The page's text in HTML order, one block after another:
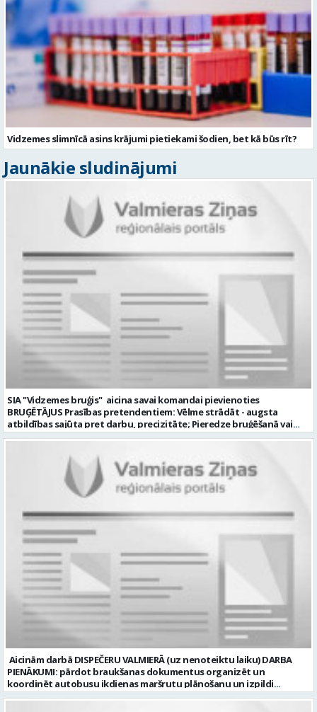
Vidzemes slimnīcā asins krājumi pietiekami šodien, bet kā būs rīt?
Jaunākie sludinājumi
SIA "Vidzemes bruģis" aicina savai komandai pievienoties
BRUĢĒTĀJUS Prasības pretendentiem: Vēlme strādāt - augsta
atbildības sajūta pret darbu, precizitāte; Pieredze bruģēšanā vai
ceļu būvniecībā. Darba pienākumi: Bruģakmens ieklāšana; Ceļu, ielas
Bruģakmens pamatnes sagatavošana. Mēs nodrošinām: Stabilu
atalgojumu; Stabilu darbu ilgtermiņā; Nodrošinām ar darba
apģērbu un darba instrumentiem; Labus darba apstākļus. Darba
laika veids un režīms: normālais darba laiks; darba dienās 8.00-17.00;
sestdienas, svētdienas un svētku dienas brīvas. Darba objekti
Valmierā un tās apkārtnē (Vidzemē). CV ar amata norādi lūdzam
sūtīt uz e-pastu: vbrugis@inbox.lv Tālrunis informācijai: 26121050.
Profesija: BRUĢĒTĀJS Darba vietas adrese: LATVIJA, Alejas iela 10,
Valmiermuiža, Valmieras pag., Valmieras nov. Darba laika veids:
Normālais darba laiks Darba veids: Darbinieka amats uz nenoteiktu
laiku Slodze: Viena vesela slodze Darbības joma: Būvniecība /
Nekustamais īpašums Pieteikto vietu skaits: 1 Līgums: Darbinieka
amats uz nenoteiktu laiku Aktuāla līdz: 2026-08-20 Kontaktpersona:
CV lūdzam sūtīt uz e-pastu: vbrugis@inbox.lv
Aicinām darbā DISPEČERU VALMIERĀ (uz nenoteiktu laiku) DARBA
PIENĀKUMI: pārdot braukšanas dokumentus organizēt un
koordinēt autobusu ikdienas maršrutu plānošanu un izpildi
nodrošināt autobusu vadītāju dienas darba uzdevumu